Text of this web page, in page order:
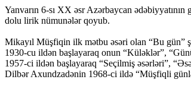
Yanvarın 6-sı XX əsr Azərbaycan
dolu lirik nümunələr qoyub.
Mikayıl Müşfiqin ilk mətbu əsəri olan “Bu gün”
1930-cu ildən başlayaraq onun “Küləklər”,
1957-ci ildən başlayaraq “Seçilmiş əsərləri”,
Dilbər Axundzadənin 1968-ci ildə “Müşfiqli